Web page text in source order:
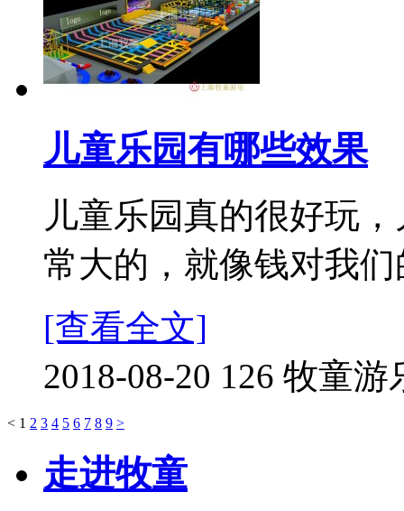
儿童乐园有哪些效果
儿童乐园真的很好玩
常大的，就像钱对我
[查看全文]
2018-08-20 126 牧童游
< 1 2 3 4 5 6 7 8 9 >
走进牧童